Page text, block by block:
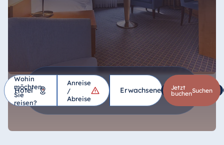
Wohin
möchten
Sie
reisen?
*
Hotel
Anreise
/
Abreise
Erwachsene 1 Kinder
Jetzt
buchen suchen